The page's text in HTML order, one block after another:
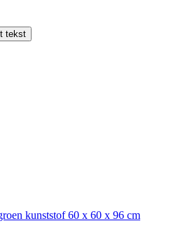
tekst
kunststof 60 x 60 x 96 cm